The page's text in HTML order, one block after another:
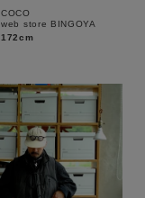
在庫なし含む
COCO
web store BINGOYA
172cm